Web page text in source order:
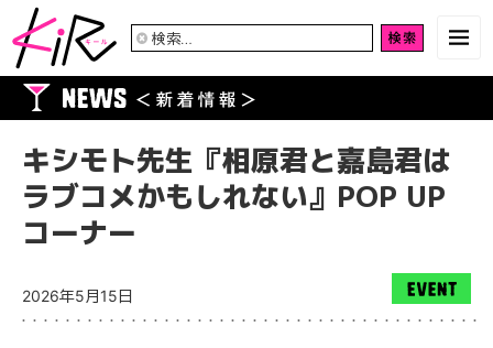
検
キシモト先生『相原君と嘉島君は
ラブコメかもしれない』POP UP
コーナー
2026年5月15日